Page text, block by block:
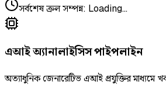
সর্বশেষ ক্রল সম্পন্ন: Loading...
এআই অ্যানালাইসিস পাইপলাইন
অত্যাধুনিক জেনারেটিভ এআই প্রযুক্তির মাধ্যমে